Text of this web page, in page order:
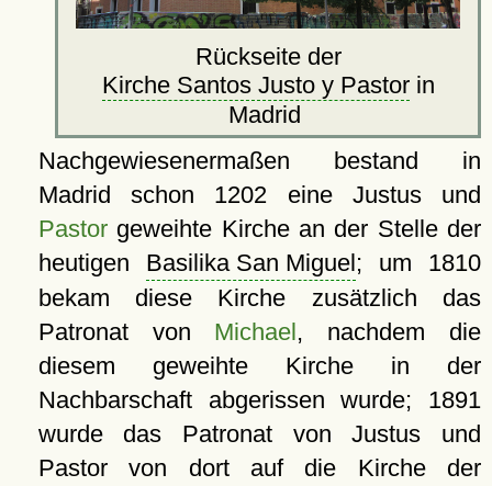
Rückseite der
Kirche Santos Justo y Pastorin
Madrid
Nachgewiesenermaßen bestand in
Madrid schon 1202 eine Justus und
Pastorgeweihte Kirche an der Stelle der
heutigen Basilika San Miguel; um 1810
bekam diese Kirche zusätzlich das
Patronat von Michael, nachdem die
diesem geweihte Kirche in der
Nachbarschaft abgerissen wurde; 1891
wurde das Patronat von Justus und
Pastor von dort auf die Kirche der